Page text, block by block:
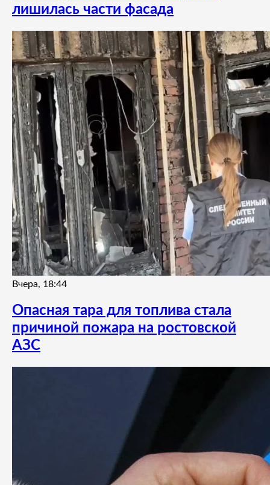
лишилась части фасада
Вчера, 18:44
Опасная тара для топлива стала
причиной пожара на ростовской
АЗС